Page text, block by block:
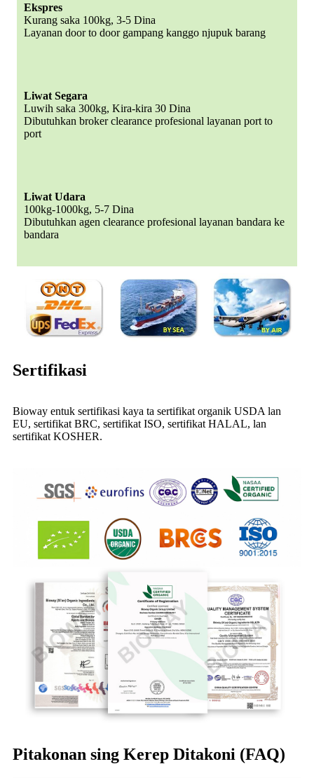
Ekspres
Kurang saka 100kg, 3-5 Dina
Layanan door to door gampang kanggo njupuk barang
Liwat Segara
Luwih saka 300kg, Kira-kira 30 Dina
Dibutuhkan broker clearance profesional layanan port to
port
Liwat Udara
100kg-1000kg, 5-7 Dina
Dibutuhkan agen clearance profesional layanan bandara ke
bandara
Sertifikasi
Bioway entuk sertifikasi kaya ta sertifikat organik USDA lan
EU, sertifikat BRC, sertifikat ISO, sertifikat HALAL, lan
sertifikat KOSHER.
Pitakonan sing Kerep Ditakoni (FAQ)